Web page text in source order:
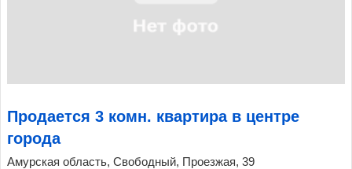
Продается 3 комн. квартира в центре
города
Амурская область, Свободный, Проезжая, 39